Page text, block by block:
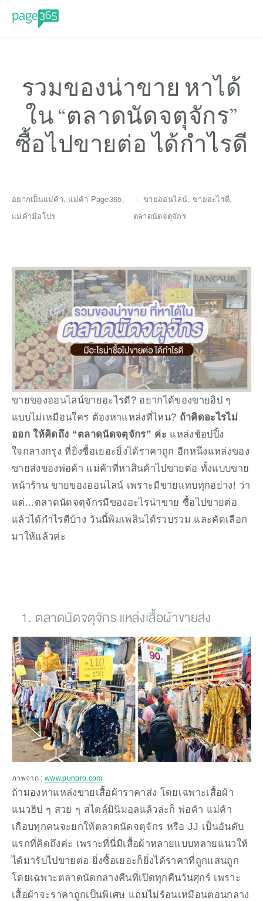
รวมของน่าขาย หาได้
ใน “ตลาดนัดจตุจักร”
ซื้อไปขายต่อ ได้กำไรดี
ขายของออนไลน์ขายอะไรดี? อยากได้ของขายฮิป ๆ
แบบไม่เหมือนใคร ต้องหาแหล่งที่ไหน? ถ้าคิดอะไรไม่
ออก ให้คิดถึง “ตลาดนัดจตุจักร” ค่ะ แหล่งช้อปปิ้ง
ใจกลางกรุง ที่ยิ่งซื้อเยอะยิ่งได้ราคาถูก อีกหนึ่งแหล่งของ
ขายส่งของพ่อค้า แม่ค้าที่หาสินค้าไปขายต่อ ทั้งแบบขาย
หน้าร้าน ขายของออนไลน์ เพราะมีขายแทบทุกอย่าง! ว่า
แต่...ตลาดนัดจตุจักรมีของอะไรน่าขาย ซื้อไปขายต่อ
แล้วได้กำไรดีบ้าง วันนี้พิมเพลินได้รวบรวม และคัดเลือก
มาให้แล้วค่ะ
ตลาดนัดจตุจักร แหล่งเสื้อผ้าขายส่ง
ภาพจาก : www.punpro.com
ถ้ามองหาแหล่งขายเสื้อผ้าราคาส่ง โดยเฉพาะเสื้อผ้า
แนวฮิป ๆ สวย ๆ สไตล์มินิมอลแล้วล่ะก็ พ่อค้า แม่ค้า
เกือบทุกคนจะยกให้ตลาดนัดจตุจักร หรือ JJ เป็นอันดับ
แรกที่คิดถึงค่ะ เพราะที่นี่มีเสื้อผ้าหลายแบบหลายแนวให้
ได้มารับไปขายต่อ ยิ่งซื้อเยอะก็ยิ่งได้ราคาที่ถูกแสนถูก
โดยเฉพาะตลาดนัดกลางคืนที่เปิดทุกคืนวันศุกร์ เพราะ
เสื้อผ้าจะราคาถูกเป็นพิเศษ แถมไม่ร้อนเหมือนตอนกลาง
อยากเป็นแม่ค้า, แม่ค้า Page365,
แม่ค้ามือโปร
ขายออนไลน์,ขายอะไรดี,
ตลาดนัดจตุจักร